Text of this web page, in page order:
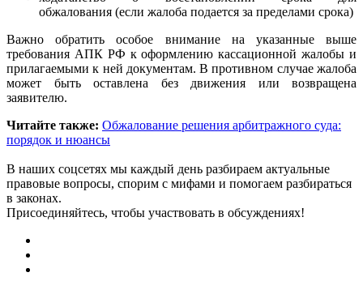
обжалования (если жалоба подается за пределами срока)
Важно обратить особое внимание на указанные выше
требования АПК РФ к оформлению кассационной жалобы и
прилагаемыми к ней документам. В противном случае жалоба
может быть оставлена без движения или возвращена
заявителю.
Читайте также: Обжалование решения арбитражного суда:
порядок и нюансы
В наших соцсетях мы каждый день разбираем актуальные
правовые вопросы, спорим с мифами и помогаем разбираться
в законах.
Присоединяйтесь, чтобы участвовать в обсуждениях!